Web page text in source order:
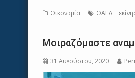
Οικονομία ΟΑΕΔ:
Μοιραζόμαστε
31 Αυγούστου, 2020